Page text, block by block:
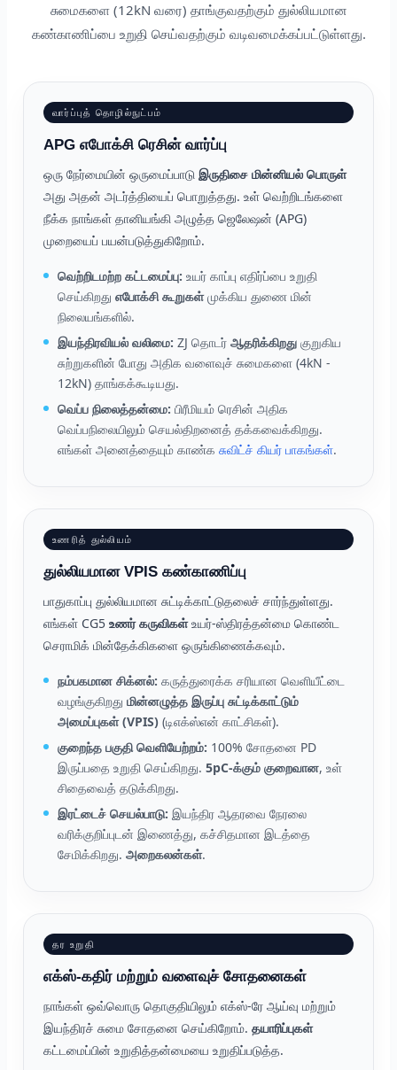
சுமைகளை (12kN வரை) தாங்குவதற்கும் துல்லியமான
கண்காணிப்பை உறுதி செய்வதற்கும் வடிவமைக்கப்பட்டுள்ளது.
வார்ப்புத் தொழில்நுட்பம்
APG எபோக்சி ரெசின் வார்ப்பு
ஒரு நேர்மையின் ஒருமைப்பாடு இருதிசை மின்னியல் பொருள்
அது அதன் அடர்த்தியைப் பொறுத்தது. உள் வெற்றிடங்களை
நீக்க நாங்கள் தானியங்கி அழுத்த ஜெலேஷன் (APG)
முறையைப் பயன்படுத்துகிறோம்.
வெற்றிடமற்ற கட்டமைப்பு: உயர் காப்பு எதிர்ப்பை உறுதி
செய்கிறது எபோக்சி கூறுகள்முக்கிய துணை மின்
நிலையங்களில்.
இயந்திரவியல் வலிமை: ZJ தொடர் ஆதரிக்கிறது குறுகிய
சுற்றுகளின் போது அதிக வளைவுச் சுமைகளை (4kN -
12kN) தாங்கக்கூடியது.
வெப்ப நிலைத்தன்மை: பிரீமியம் ரெசின் அதிக
வெப்பநிலையிலும் செயல்திறனைத் தக்கவைக்கிறது.
எங்கள் அனைத்தையும் காண்க சுவிட்ச் கியர் பாகங்கள்.
உணரித் துல்லியம்
துல்லியமான VPIS கண்காணிப்பு
பாதுகாப்பு துல்லியமான சுட்டிக்காட்டுதலைச் சார்ந்துள்ளது.
எங்கள் CG5 உணர் கருவிகள்உயர்-ஸ்திரத்தன்மை கொண்ட
செராமிக் மின்தேக்கிகளை ஒருங்கிணைக்கவும்.
நம்பகமான சிக்னல்: கருத்துரைக்க சரியான வெளியீட்டை
வழங்குகிறது மின்னழுத்த இருப்பு சுட்டிக்காட்டும்
அமைப்புகள் (VPIS) (டிஎக்ஸ்என் காட்சிகள்).
குறைந்த பகுதி வெளியேற்றம்: 100% சோதனை PD
இருப்பதை உறுதி செய்கிறது. 5pC-க்கும் குறைவான, உள்
சிதைவைத் தடுக்கிறது.
இரட்டைச் செயல்பாடு: இயந்திர ஆதரவை நேரலை
வரிக்குறிப்புடன் இணைத்து, கச்சிதமான இடத்தை
சேமிக்கிறது. அறைகலன்கள்.
தர உறுதி
எக்ஸ்-கதிர் மற்றும் வளைவுச் சோதனைகள்
நாங்கள் ஒவ்வொரு தொகுதியிலும் எக்ஸ்-ரே ஆய்வு மற்றும்
இயந்திரச் சுமை சோதனை செய்கிறோம். தயாரிப்புகள்
கட்டமைப்பின் உறுதித்தன்மையை உறுதிப்படுத்த.